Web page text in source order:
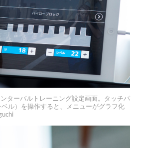
ンターバルトレーニング設定画面。タッチパ
ル）を操作すると、メニューがグラフ化